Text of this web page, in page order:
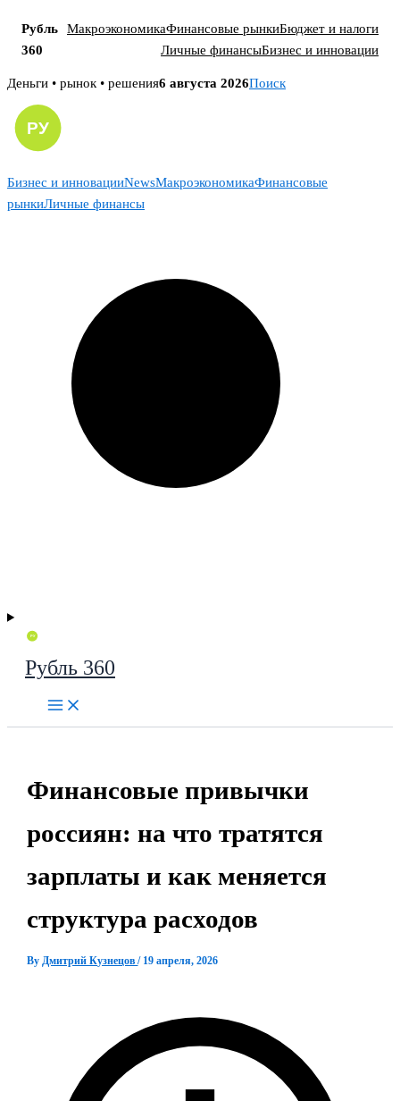
Рубль
360
МакроэкономикаФинансовые рынкиБюджет и налоги
Личные финансыБизнес и инновации
Skip
content
Деньги • рынок • решения6 августа 2026Поиск
Бизнес и инновацииNewsМакроэкономикаФинансовые
рынкиЛичные финансы
Рубль 360
Финансовые привычки
россиян: на что тратятся
зарплаты и как меняется
структура расходов
ByДмитрий Кузнецов/ 19 апреля, 2026